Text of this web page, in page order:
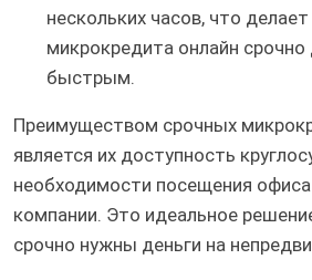
нескольких часов, что
микрокредита онлайн
быстрым.
Преимуществом срочных
является их доступность
необходимости посещения
компании. Это идеальное
срочно нужны деньги на